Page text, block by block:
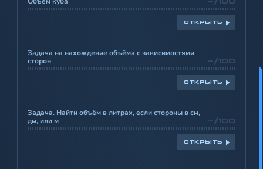
ОТКРЫТЬ
Задача на нахождение объёма с зависимостями
сторон
-/100
ОТКРЫТЬ
Задача. Найти объём в литрах, если стороны в см,
дм, или м
-/100
ОТКРЫТЬ